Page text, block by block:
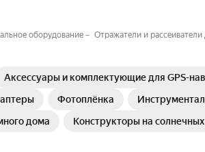
оборудование Отражатели и
Аксессуары и комплектующие для GPS-
Фотоплёнка
дома
Конструкторы на